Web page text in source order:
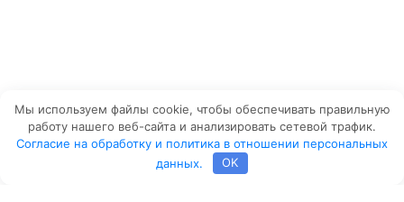
Мы используем файлы cookie, чтобы обеспечивать правильную
работу нашего веб-сайта и анализировать сетевой трафик.
Согласие на обработку и политика в отношении персональных
данных.
OK